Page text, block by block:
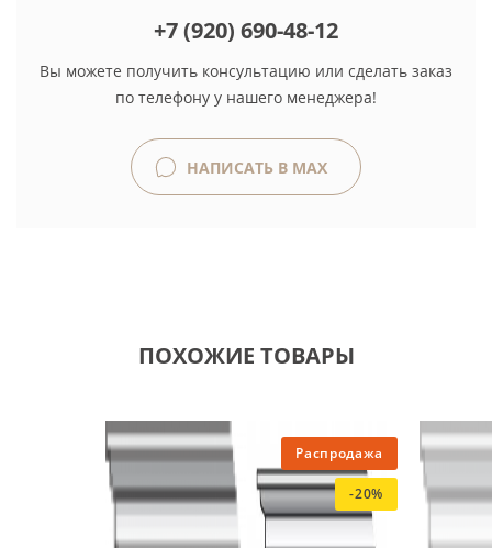
+7 (920) 690-48-12
Вы можете получить консультацию или сделать заказ
по телефону у нашего менеджера!
НАПИСАТЬ В MAX
ПОХОЖИЕ ТОВАРЫ
Распродажа
-20%